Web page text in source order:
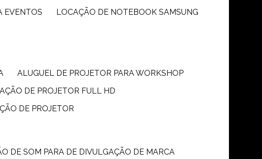
EVENTOS
LOCAÇÃO DE NOTEBOOK SAMSUNG
ALUGUEL DE PROJETOR PARA WORKSHOP
DE PROJETOR FULL HD
DE PROJETOR
DE SOM PARA DE DIVULGAÇÃO DE MARCA